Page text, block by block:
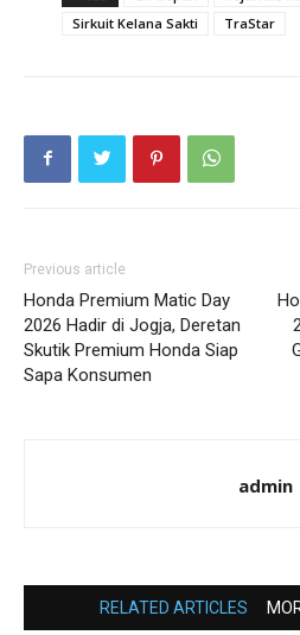
Sirkuit Kelana Sakti
TraStar
Previous article
Honda Premium Matic Day
2026 Hadir di Jogja, Deretan
Skutik Premium Honda Siap
Sapa Konsumen
admin
RELATED ARTICLES